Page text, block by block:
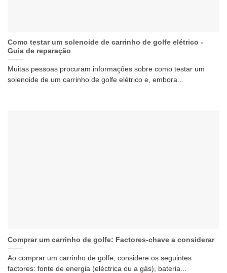
Como testar um solenoide de carrinho de golfe elétrico -
Guia de reparação
Muitas pessoas procuram informações sobre como testar um
solenoide de um carrinho de golfe elétrico e, embora...
Comprar um carrinho de golfe: Factores-chave a considerar
Ao comprar um carrinho de golfe, considere os seguintes
factores: fonte de energia (eléctrica ou a gás), bateria...